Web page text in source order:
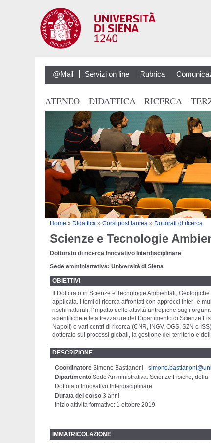
@Mail Servizi on line Rubrica
ATENEO DIDATTICA RICERCA
Tu sei qui
Home » Didattica » Corsi post laurea » Dottorati di ricerca
Scienze e Tecnologie
Dottorato di ricerca Innovativo Interdisciplinare
Sede amministrativa: Università di Siena
OBIETTIVI
Il Dottorato in Scienze e Tecnologie Ambientali,
applicata. I temi di ricerca affrontati con approcci inter- e
rischi naturali, l'impatto delle attività antropiche sugli
scientifiche e le attrezzature del Dipartimento di Scienze
Napoli) e vari centri di ricerca (CNR, INGV, OGS, SZN e
dottorato sui processi globali, la gestione del territorio e
DESCRIZIONE
Coordinatore Simone Bastianoni -
Dipartimento Sede Amministrativa: Scienze Fisiche, della
Dottorato Innovativo Interdisciplinare
Durata del corso 3 anni
Inizio attività formative: 1 ottobre 2019
IMMATRICOLAZIONE